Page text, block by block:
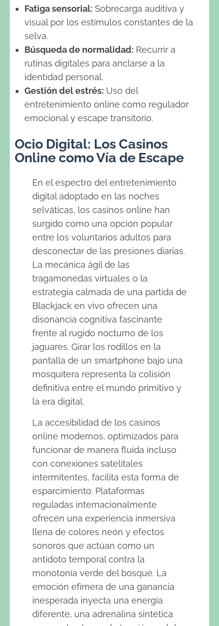
Fatiga sensorial: Sobrecarga auditiva y
visual por los estímulos constantes de la
selva.
Búsqueda de normalidad: Recurrir a
rutinas digitales para anclarse a la
identidad personal.
Gestión del estrés: Uso del
entretenimiento online como regulador
emocional y escape transitorio.
Ocio Digital: Los Casinos
Online como Vía de Escape
En el espectro del entretenimiento
digital adoptado en las noches
selváticas, los casinos online han
surgido como una opción popular
entre los voluntarios adultos para
desconectar de las presiones diarias.
La mecánica ágil de las
tragamonedas virtuales o la
estrategia calmada de una partida de
Blackjack en vivo ofrecen una
disonancia cognitiva fascinante
frente al rugido nocturno de los
jaguares. Girar los rodillos en la
pantalla de un smartphone bajo una
mosquitera representa la colisión
definitiva entre el mundo primitivo y
la era digital.
La accesibilidad de los casinos
online modernos, optimizados para
funcionar de manera fluida incluso
con conexiones satelitales
intermitentes, facilita esta forma de
esparcimiento. Plataformas
reguladas internacionalmente
ofrecen una experiencia inmersiva
llena de colores neón y efectos
sonoros que actúan como un
antídoto temporal contra la
monotonía verde del bosque. La
emoción efímera de una ganancia
inesperada inyecta una energía
diferente, una adrenalina sintética